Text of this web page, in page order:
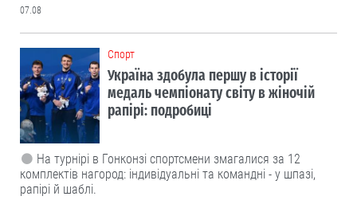
07.08
Cпорт
Україна здобула першу в історії
медаль чемпіонату світу в жіночій
рапірі: подробиці
На турнірі в Гонконзі спортсмени змагалися за 12
комплектів нагород: індивідуальні та командні - у шпазі,
рапірі й шаблі.